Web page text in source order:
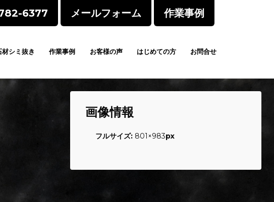
6377 メールフォーム 作業事例
材シミ抜き 作業事例 お客様の声 はじめての方 お問合せ
画像情報
フルサイズ: 801×983px